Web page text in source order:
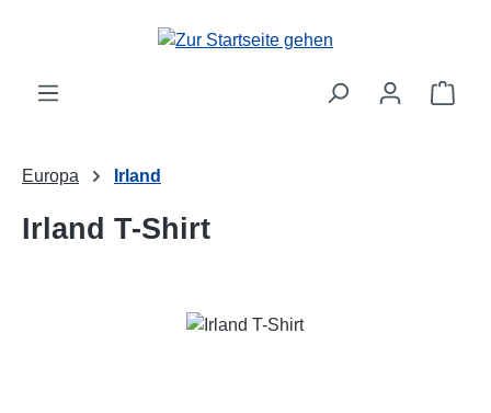
Zum Hauptinhalt springen
Europa Irland
Irland T-Shirt
Bildergalerie überspringen